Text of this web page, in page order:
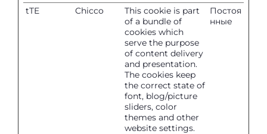
tTE Chicco
This cookie is part
of a bundle of
cookies which
serve the purpose
of content delivery
and presentation.
The cookies keep
the correct state of
font, blog/picture
sliders, color
themes and other
website settings.
Постоя
нные